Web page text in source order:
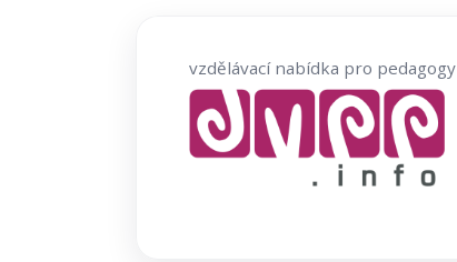
vzdělávací nabídka pro pedagogy